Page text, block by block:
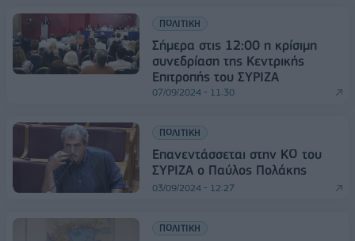
ΠΟΛΙΤΙΚΗ
Σήμερα στις 12:00 η κρίσιμη
συνεδρίαση της Κεντρικής
Επιτροπής του ΣΥΡΙΖΑ
07/09/2024 - 11:30
ΠΟΛΙΤΙΚΗ
Επανεντάσσεται στην ΚΟ του
ΣΥΡΙΖΑ ο Παύλος Πολάκης
03/09/2024 - 12:27
ΠΟΛΙΤΙΚΗ